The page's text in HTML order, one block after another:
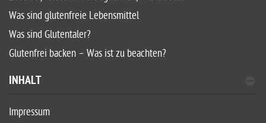
Was sind glutenfreie Lebensmittel
Was sind Glutentaler?
Glutenfrei backen – Was ist zu beachten?
INHALT
Impressum